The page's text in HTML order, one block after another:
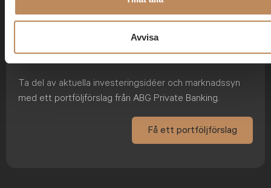
Avvisa
Ännu inte kund?
Ta del av aktuella investeringsidéer och marknadssyn
med ett portföljförslag från ABG Private Banking.
Få ett portföljförslag